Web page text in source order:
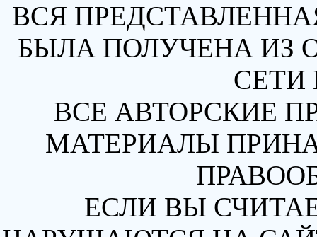
ВСЯ
БЫЛА ПОЛУЧЕНА ИЗ
СЕТИ
ВСЕ АВТОРСКИЕ
МАТЕРИАЛЫ
ЕСЛИ ВЫ